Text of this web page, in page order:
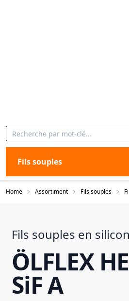
Fils souples
Home Assortiment Fils souples
Fils souples en
ÖLFLEX
SiF A